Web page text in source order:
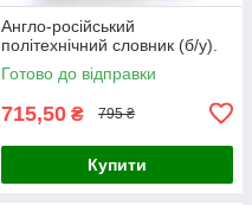
Англо-російський
політехнічний словник (б/у).
Готово до відправки
715,50 ₴ 795 ₴
Купити